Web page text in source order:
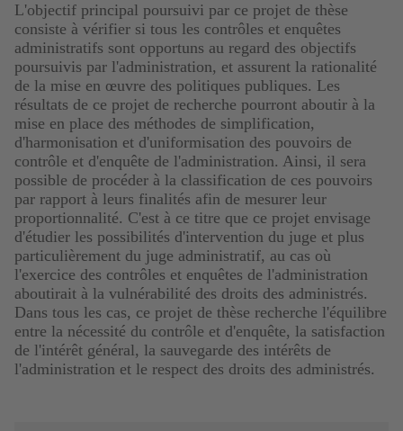
L'objectif principal poursuivi par ce projet de thèse
consiste à vérifier si tous les contrôles et enquêtes
administratifs sont opportuns au regard des objectifs
poursuivis par l'administration, et assurent la rationalité
de la mise en œuvre des politiques publiques. Les
résultats de ce projet de recherche pourront aboutir à la
mise en place des méthodes de simplification,
d'harmonisation et d'uniformisation des pouvoirs de
contrôle et d'enquête de l'administration. Ainsi, il sera
possible de procéder à la classification de ces pouvoirs
par rapport à leurs finalités afin de mesurer leur
proportionnalité. C'est à ce titre que ce projet envisage
d'étudier les possibilités d'intervention du juge et plus
particulièrement du juge administratif, au cas où
l'exercice des contrôles et enquêtes de l'administration
aboutirait à la vulnérabilité des droits des administrés.
Dans tous les cas, ce projet de thèse recherche l'équilibre
entre la nécessité du contrôle et d'enquête, la satisfaction
de l'intérêt général, la sauvegarde des intérêts de
l'administration et le respect des droits des administrés.